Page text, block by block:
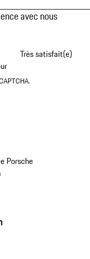
avec nous
Très satisfait(e)
Porsche